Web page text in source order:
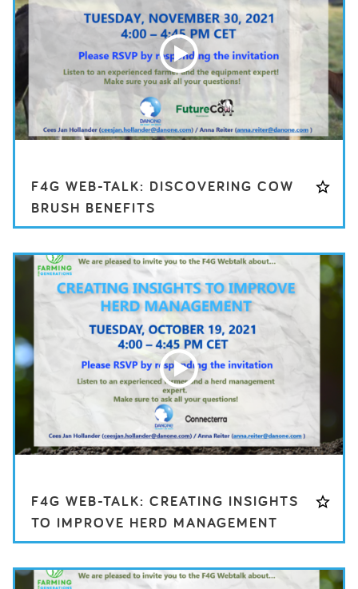
F4G WEB-TALK: DISCOVERING COW
BRUSH BENEFITS
F4G WEB-TALK: CREATING INSIGHTS
TO IMPROVE HERD MANAGEMENT